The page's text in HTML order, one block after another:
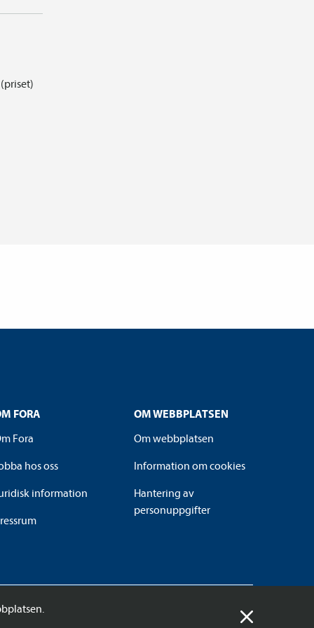
FORA
Fora
hos oss
information
OM WEBBPLATSEN
Om webbplatsen
Information om cookies
Hantering av
personuppgifter
© 2026 Fora AB